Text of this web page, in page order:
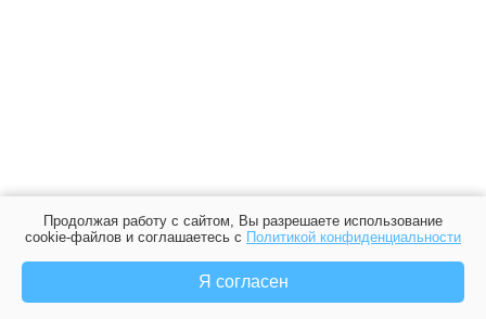
Продолжая работу с сайтом, Вы разрешаете использование
cookie-файлов и соглашаетесь с Политикой конфиденциальности
Я согласен